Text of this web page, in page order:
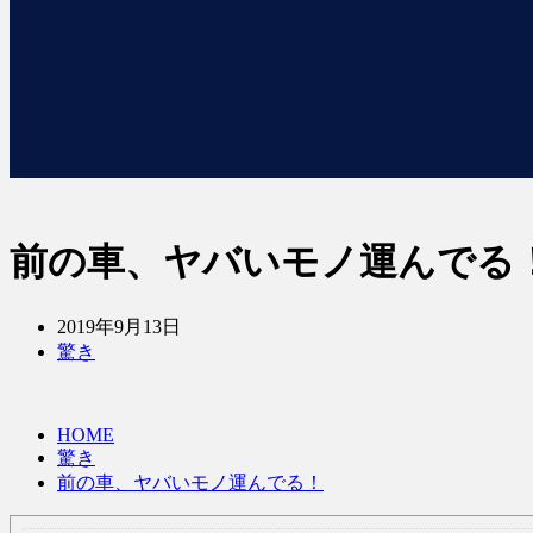
前の車、ヤバいモノ運んでる
2019年9月13日
驚き
HOME
驚き
前の車、ヤバいモノ運んでる！